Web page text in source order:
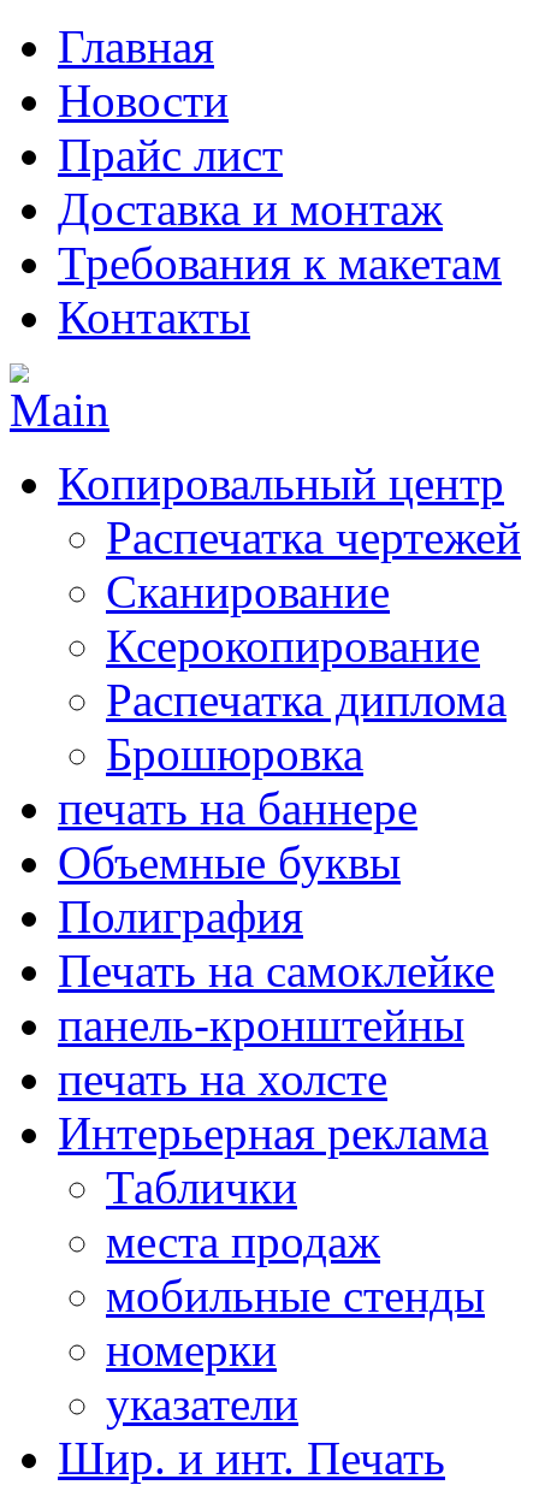
Главная
Новости
Прайс лист
Доставка и монтаж
Требования к макетам
Контакты
Копировальный центр
Распечатка чертежей
Сканирование
Ксерокопирование
Распечатка диплома
Брошюровка
печать на баннере
Объемные буквы
Полиграфия
Печать на самоклейке
панель-кронштейны
печать на холсте
Интерьерная реклама
Таблички
места продаж
мобильные стенды
номерки
указатели
Шир. и инт. Печать